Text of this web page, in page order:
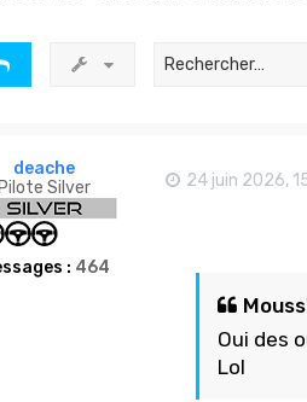
deache
Pilote Silver
: 464
24 juin 2026,
Oui des
Lol